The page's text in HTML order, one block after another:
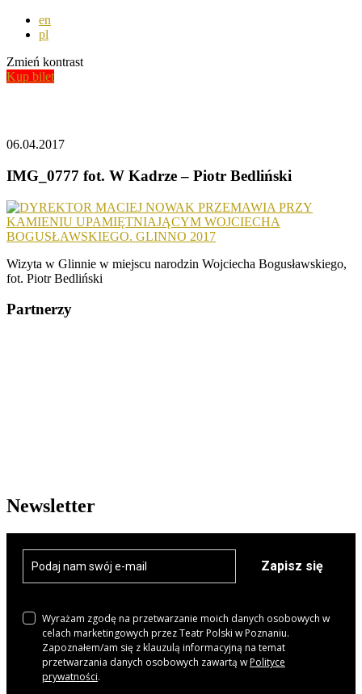
en
pl
Zmień kontrast
Kup bilet
06.04.2017
IMG_0777 fot. W Kadrze – Piotr Bedliński
Wizyta w Glinnie w miejscu narodzin Wojciecha Bogusławskiego,
fot. Piotr Bedliński
Partnerzy
Newsletter
Zapisz się
Wyrażam zgodę na przetwarzanie moich danych osobowych w
celach marketingowych przez Teatr Polski w Poznaniu.
Zapoznałem/am się z klauzulą informacyjną na temat
przetwarzania danych osobowych zawartą wPolityce
prywatności.